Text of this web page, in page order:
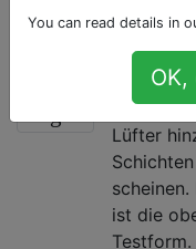
Ihrer "guten"
Ich habe
Lüfter
ist die
Testform.
You can read details in